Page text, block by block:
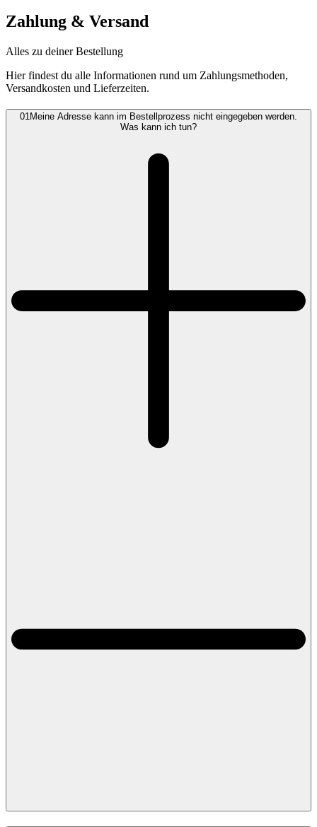
Zahlung & Versand
Alles zu deiner Bestellung
Hier findest du alle Informationen rund um Zahlungsmethoden,
Versandkosten und Lieferzeiten.
01Meine Adresse kann im Bestellprozess nicht eingegeben werden.
Was kann ich tun?